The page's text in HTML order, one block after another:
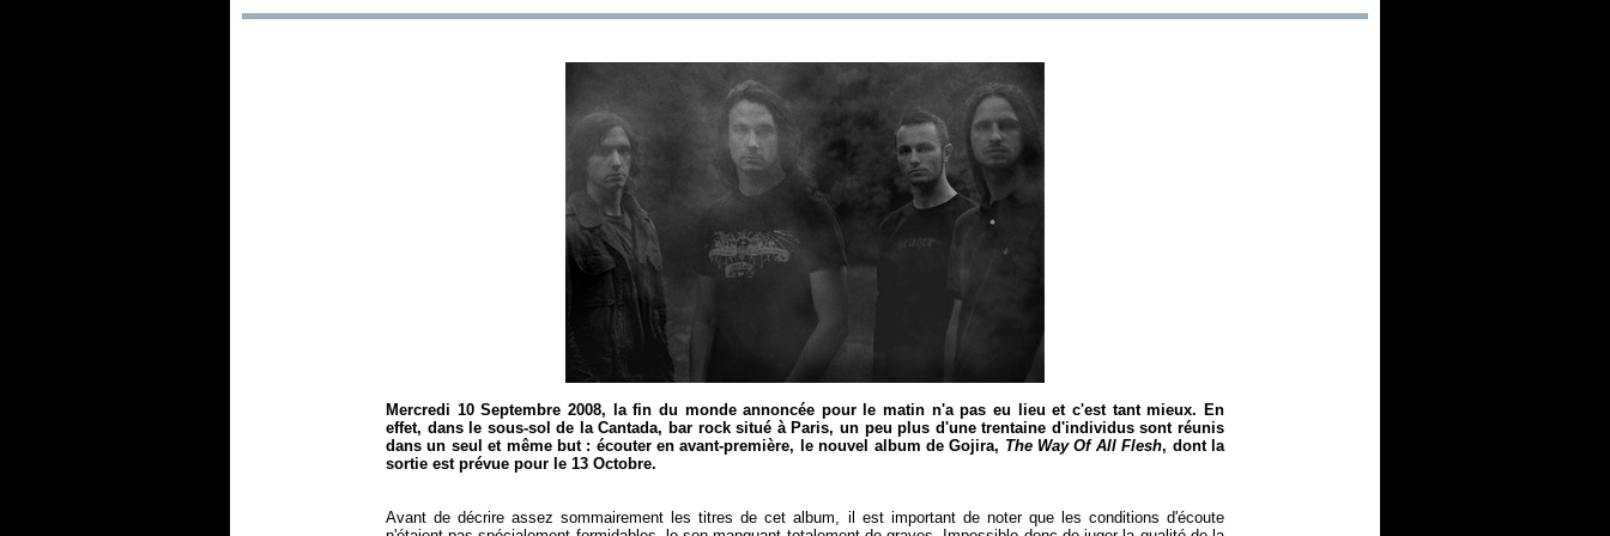
Mercredi 10 Septembre 2008, la fin du monde annoncée pour le matin n'a pas eu lieu et c'est tant mieux. En
effet, dans le sous-sol de la Cantada, bar rock situé à Paris, un peu plus d'une trentaine d'individus sont réunis
dans un seul et même but : écouter en avant-première, le nouvel album de Gojira, The Way Of All Flesh, dont la
sortie est prévue pour le 13 Octobre.
Avant de décrire assez sommairement les titres de cet album, il est important de noter que les conditions d'écoute